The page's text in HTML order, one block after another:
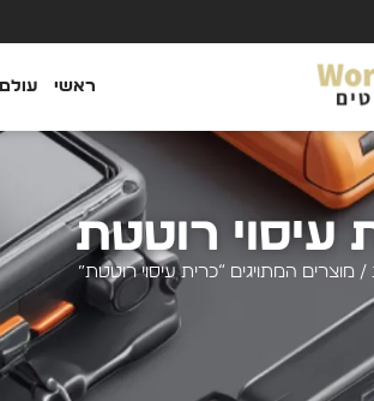
ראשי
עיסוי רוטטת
/ מוצרים המתויגים “כרית עיסוי רוטטת”